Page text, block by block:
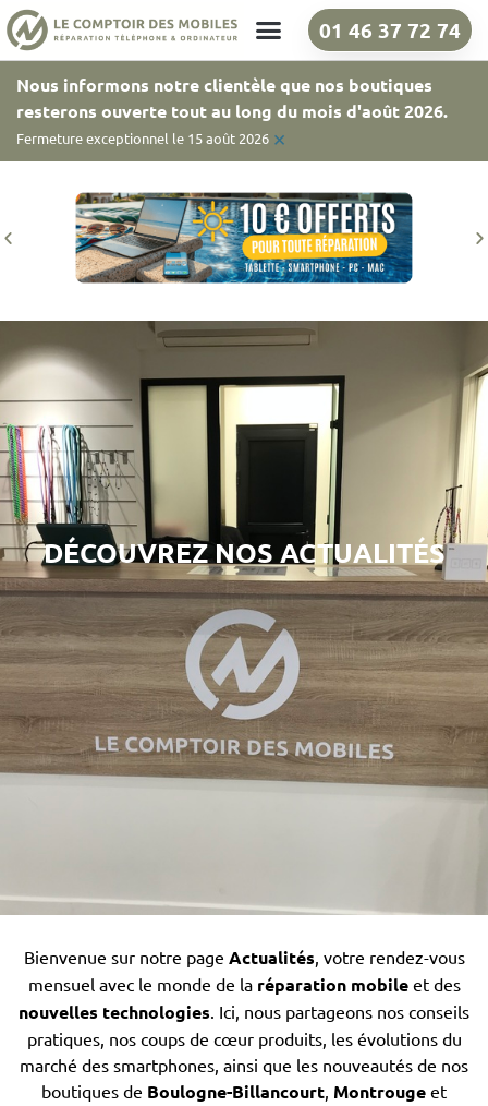
01 46 37 72 74
Nous informons notre clientèle que nos boutiques
resterons ouverte tout au long du mois d'août 2026.
Fermeture exceptionnel le 15 août 2026 ×
DÉCOUVREZ NOS ACTUALITÉS
Bienvenue sur notre page Actualités, votre rendez-vous
mensuel avec le monde de la réparation mobileet des
nouvelles technologies. Ici, nous partageons nos conseils
pratiques, nos coups de cœur produits, les évolutions du
marché des smartphones, ainsi que les nouveautés de nos
boutiques de Boulogne-Billancourt, Montrouge et